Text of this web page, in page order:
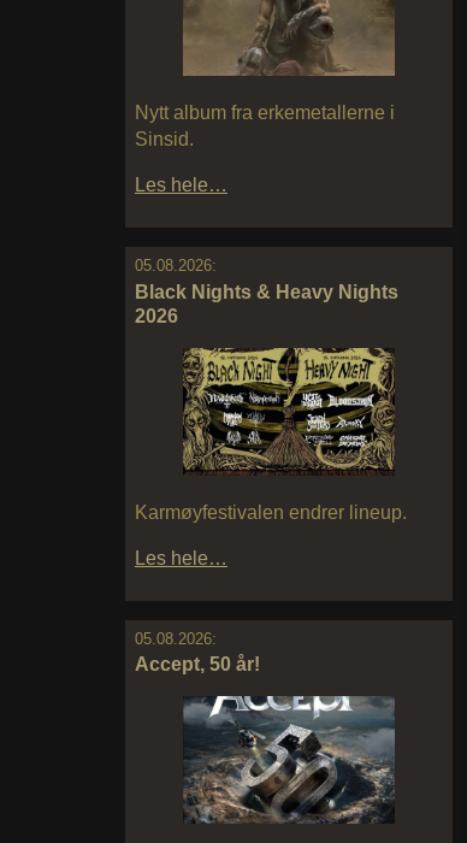
Nytt album fra erkemetallerne i
Sinsid.
Les hele…
05.08.2026:
Black Nights & Heavy Nights
2026
Karmøyfestivalen endrer lineup.
Les hele…
05.08.2026:
Accept, 50 år!